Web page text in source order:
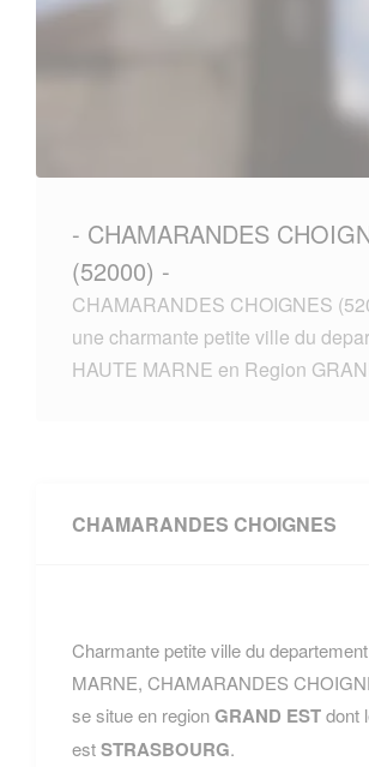
- CHAMARANDES
(52000) -
CHAMARANDES CHOIGNES
une charmante petite ville du
HAUTE MARNE en Region
CHAMARANDES CHOIGNES
Charmante petite ville du
MARNE, CHAMARANDES
se situe en regionGRAND ESTdont
estSTRASBOURG.